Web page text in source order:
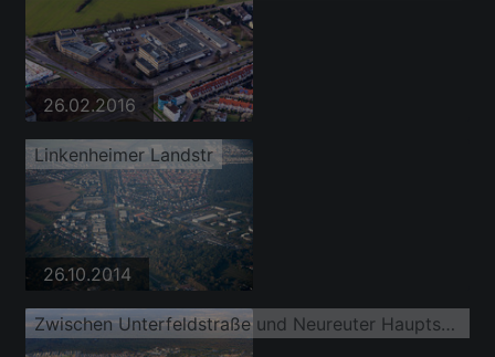
26.02.2016
Linkenheimer Landstr
26.10.2014
Zwischen Unterfeldstraße und Neureuter Hauptstraße